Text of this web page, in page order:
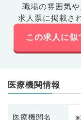
職場の雰囲気や
求人票に掲載さ
この求人に似
医療機関情報
医療機関名